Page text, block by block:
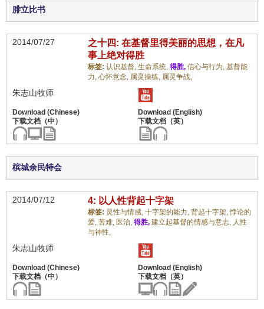
腓立比书
2014/07/27
之十四: 在基督里得美丽的思想，在凡
事上绝对得胜
标签: 认识基督, 生命系统, 得胜, 信心与行为, 基督能
力, 心怀意念, 属灵操练, 属灵争战,
朱志山牧师
槟城余民特会
2014/07/12 4: 以人性背起十字架
标签: 灵性与情感, 十字架的能力, 背起十字架,悖论的
爱, 苦难, 医治, 得胜, 建立起基督的情感与意志, 人性
与神性,
朱志山牧师